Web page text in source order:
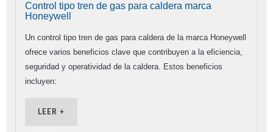
Control tipo tren de gas para caldera marca
Honeywell
Un control tipo tren de gas para caldera de la marca Honeywell
ofrece varios beneficios clave que contribuyen a la eficiencia,
seguridad y operatividad de la caldera. Estos beneficios
incluyen:
LEER +